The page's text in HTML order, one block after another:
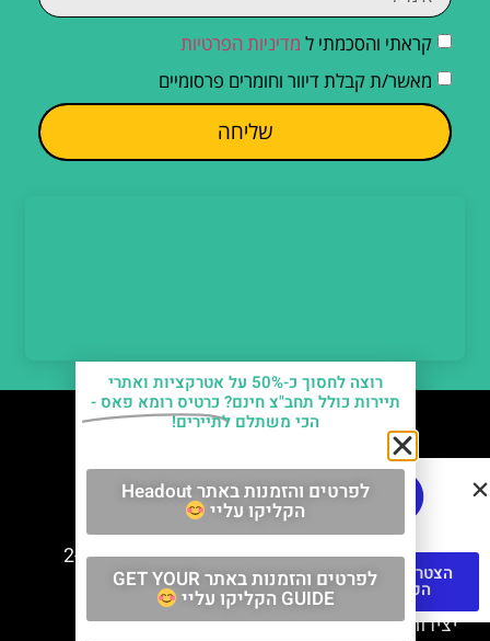
קראתי והסכמתי ל מדיניות הפרטיות
מאשר/ת קבלת דיוור וחומרים פרסומיים
שליחה
חשוב לדעת
למה קוראים לוותיקן – ותיקן? מה פירוש השם?
כתב יד ותיקן – אוצרות היהדות בוותיקן נמצאים ב-2
כתבי יד עתיקים
יצירות של רפאל בוותיקן
הצטרפו לקבוצת
הפייסבוק
רוצה לחסוך כ-50% על אטרקציות ואתרי
תיירות כולל תחב"צ חינם? כרטיס רומא פאס -
הכי משתלם לתיירים!
לפרטים והזמנות באתר Headout
הקליקו עליי
לפרטים והזמנות באתר GET YOUR
GUIDE הקליקו עליי